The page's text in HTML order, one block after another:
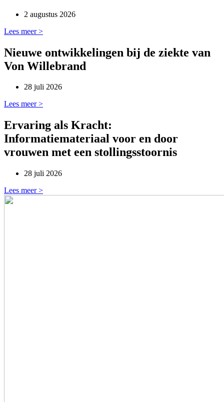
2 augustus 2026
Lees meer >
Nieuwe ontwikkelingen bij de ziekte van
Von Willebrand
28 juli 2026
Lees meer >
Ervaring als Kracht:
Informatiemateriaal voor en door
vrouwen met een stollingsstoornis
28 juli 2026
Lees meer >